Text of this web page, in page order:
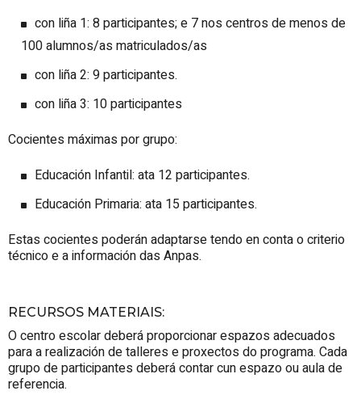
con liña 1: 8 participantes; e 7 nos centros de menos de
100 alumnos/as matriculados/as
con liña 2: 9 participantes.
con liña 3: 10 participantes
Cocientes máximas por grupo:
Educación Infantil: ata 12 participantes.
Educación Primaria: ata 15 participantes.
Estas cocientes poderán adaptarse tendo en conta o criterio
técnico e a información das Anpas.
RECURSOS MATERIAIS:
O centro escolar deberá proporcionar espazos adecuados
para a realización de talleres e proxectos do programa. Cada
grupo de participantes deberá contar cun espazo ou aula de
referencia.